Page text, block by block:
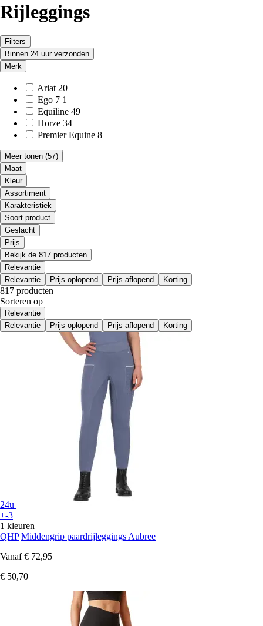
Rijleggings
Filters
Binnen 24 uur verzonden
Merk
Ariat 20
Ego 7 1
Equiline 49
Horze 34
Premier Equine 8
Meer tonen (57)
Maat
Kleur
Assortiment
Karakteristiek
Soort product
Geslacht
Prijs
Bekijk de 817 producten
Relevantie
Relevantie
Prijs oplopend Prijs aflopend Korting
817 producten
Sorteren op
Relevantie
Relevantie
Prijs oplopend Prijs aflopend Korting
24u
+-3
1 kleuren
QHP Middengrip paardrijleggings Aubree
Vanaf € 72,95
€ 50,70